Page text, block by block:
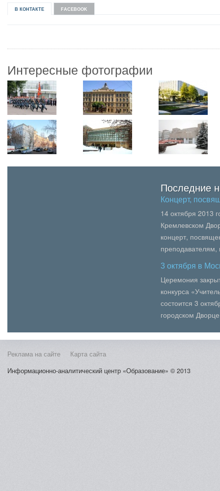
В КОНТАКТЕ FACEBOOK
Интересные фотографии
Последние
Концерт,
14 октября 2013
Кремлевском
концерт,
образования,
вузов Москвы.В
3 октября в
Церемония
конкурса
состоится 3
городском
Косыг...
Реклама на сайте
Карта сайта
Информационно-аналитический центр «Образование» © 2013